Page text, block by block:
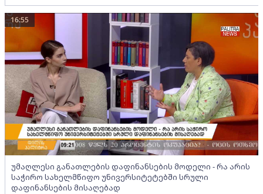
უმაღლესი განათლების დაფინანსების მოდელი - რა არის
საჭირო სახელმწიფო უნივერსიტეტებში სრული
დაფინანსების მისაღებად
16:55